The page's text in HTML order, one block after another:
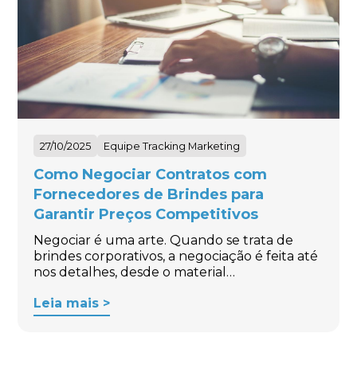
27/10/2025 Equipe Tracking Marketing
Como Negociar Contratos com
Fornecedores de Brindes para
Garantir Preços Competitivos
Negociar é uma arte. Quando se trata de
brindes corporativos, a negociação é feita até
nos detalhes, desde o material…
Leia mais >